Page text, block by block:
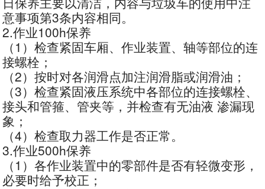
意事项第3条内容相同。
2.作业100h保养
（1）检查紧固车厢、作业装置、轴等部位的连
接螺栓；
（2）按时对各润滑点加注润滑脂或润滑油；
（3）检查紧固液压系统中各部位的连接螺栓、
接头和管箍、管夹等，并检查有无油液 渗漏现
象；
（4）检查取力器工作是否正常。
3.作业500h保养
（1）各作业装置中的零部件是否有轻微变形，
必要时给予校正；